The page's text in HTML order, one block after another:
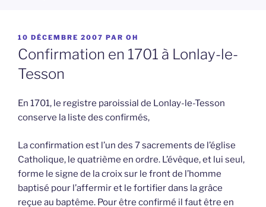
PUBLIÉ
LE
10 DÉCEMBRE 2007 PAR OH
Confirmation en 1701 à Lonlay-le-
Tesson
En 1701, le registre paroissial de Lonlay-le-Tesson
conserve la liste des confirmés,
La confirmation est l’un des 7 sacrements de l’église
Catholique, le quatrième en ordre. L’évêque, et lui seul,
forme le signe de la croix sur le front de l’homme
baptisé pour l’affermir et le fortifier dans la grâce
reçue au baptême. Pour être confirmé il faut être en